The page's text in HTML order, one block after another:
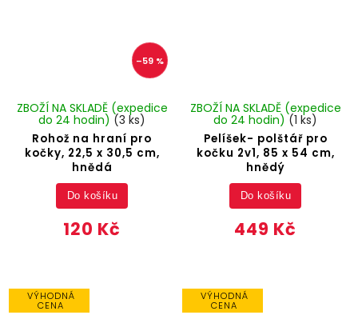
–59 %
Rohož na hraní pro
kočky, 22,5 x 30,5 cm,
hnědá
ZBOŽÍ NA SKLADĚ (expedice
do 24 hodin) (3 ks)
120 Kč
Do košíku
Pelíšek- polštář pro
kočku 2v1, 85 x 54 cm,
hnědý
ZBOŽÍ NA SKLADĚ (expedice
do 24 hodin) (1 ks)
449 Kč
Do košíku
VÝHODNÁ
CENA
VÝHODNÁ
CENA